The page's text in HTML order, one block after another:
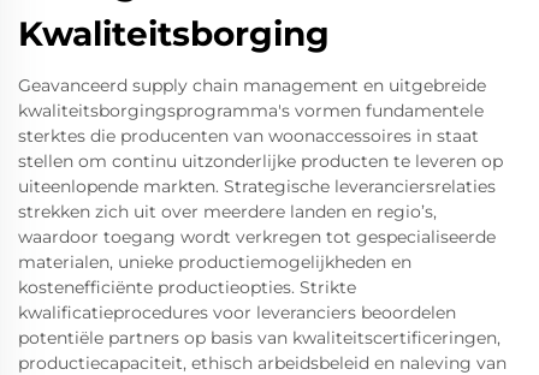
Kwaliteitsborging
Geavanceerd supply chain management en uitgebreide
kwaliteitsborgingsprogramma's vormen fundamentele
sterktes die producenten van woonaccessoires in staat
stellen om continu uitzonderlijke producten te leveren op
uiteenlopende markten. Strategische leveranciersrelaties
strekken zich uit over meerdere landen en regio’s,
waardoor toegang wordt verkregen tot gespecialiseerde
materialen, unieke productiemogelijkheden en
kostenefficiënte productieopties. Strikte
kwalificatieprocedures voor leveranciers beoordelen
potentiële partners op basis van kwaliteitscertificeringen,
productiecapaciteit, ethisch arbeidsbeleid en naleving van